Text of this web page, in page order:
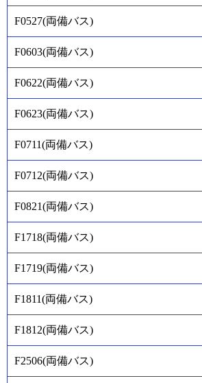
F0527(両備バス)
F0603(両備バス)
F0622(両備バス)
F0623(両備バス)
F0711(両備バス)
F0712(両備バス)
F0821(両備バス)
F1718(両備バス)
F1719(両備バス)
F1811(両備バス)
F1812(両備バス)
F2506(両備バス)